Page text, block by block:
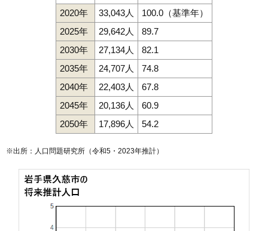
2020年 33,043人
100.0（基準年）
2025年
29,642人
89.7
2030年
27,134人
82.1
2035年
24,707人
74.8
2040年
22,403人
67.8
2045年
20,136人
60.9
2050年
17,896人 54.2
※出所：人口問題研究所（令和5・2023年推計）